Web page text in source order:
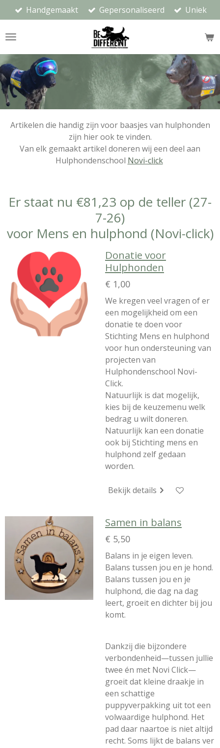
direct
naar
hoofdinhoud
Handgemaakt Gepersonaliseerd Uniek
Artikelen die handig zijn voor baasjes van hulphonden
zijn hier ook te vinden.
Van elk gemaakt artikel doneren wij een deel aan
Hulphondenschool Novi-click
Er staat nu €81,23 op de teller (27-
7-26)
voor Mens en hulphond (Novi-click)
Donatie voor
Hulphonden
€ 1,00
We kregen veel vragen of er
een mogelijkheid om een
donatie te doen voor
Stichting Mens en hulphond
voor hun ondersteuning van
projecten van
Hulphondenschool Novi-
Click.
Natuurlijk is dat mogelijk,
kies bij de keuzemenu welk
bedrag u wilt doneren.
Natuurlijk kan een donatie
ook bij Stichting mens en
hulphond zelf gedaan
worden.
Bekijk details
Samen in balans
€ 5,50
Balans in je eigen leven.
Balans tussen jou en je hond.
Balans tussen jou en je
hulphond, die dag na dag
leert, groeit en dichter bij jou
komt.
Dankzij die bijzondere
verbondenheid—tussen jullie
twee én met Novi Click—
groeit dat kleine draakje in
een schattige
puppyverpakking uit tot een
volwaardige hulphond. Het
pad daar naartoe is niet altijd
recht. Soms lijkt de balans ver